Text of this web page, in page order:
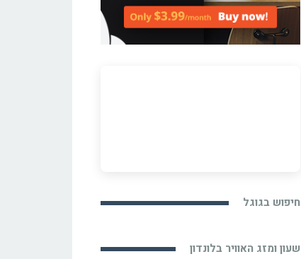
חיפוש בגוגל
שעון ומזג האוויר בלונדון